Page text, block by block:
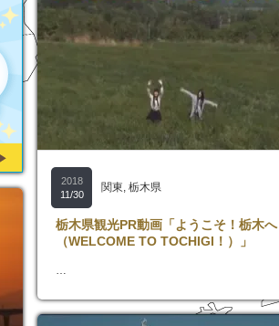
2018
11/30
関東, 栃木県
栃木県観光PR動画「ようこそ！栃木へ
（WELCOME TO TOCHIGI！）」
…